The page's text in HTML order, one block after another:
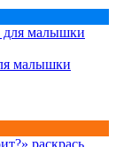
малышки